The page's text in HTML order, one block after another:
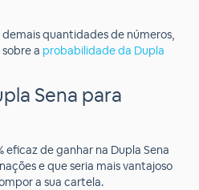
demais quantidades de números,
a probabilidade da Dupla
Sena para
eficaz de ganhar na Dupla Sena
e que seria mais vantajoso
a sua cartela.